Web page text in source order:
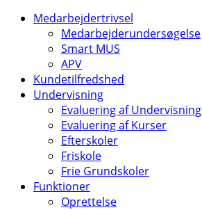
Medarbejdertrivsel
Medarbejderundersøgelse
Smart MUS
APV
Kundetilfredshed
Undervisning
Evaluering af Undervisning
Evaluering af Kurser
Efterskoler
Friskole
Frie Grundskoler
Funktioner
Oprettelse